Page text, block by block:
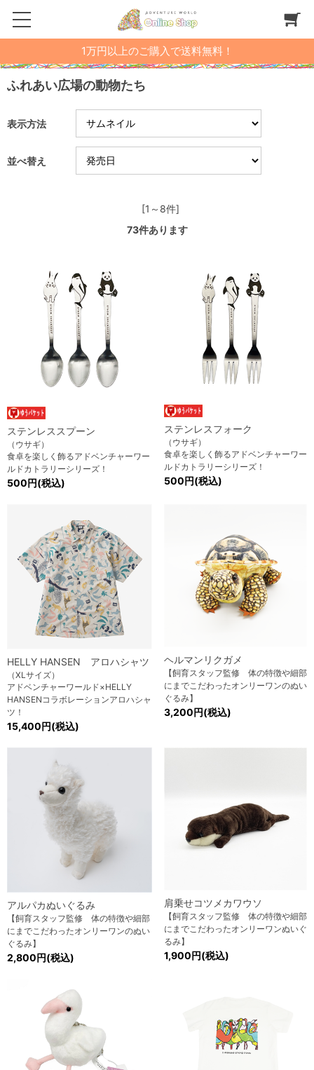
1万円以上のご購入で送料無料！
ふれあい広場の動物たち
表示方法
並べ替え
[1～8件]
73件あります
ステンレススプーン
（ウサギ）
食卓を楽しく飾るアドベンチャーワー
ルドカトラリーシリーズ！
500円(税込)
ステンレスフォーク
（ウサギ）
食卓を楽しく飾るアドベンチャーワー
ルドカトラリーシリーズ！
500円(税込)
HELLY HANSEN アロハシャツ
（XLサイズ）
アドベンチャーワールド×HELLY
HANSENコラボレーションアロハシャ
ツ！
15,400円(税込)
ヘルマンリクガメ
【飼育スタッフ監修 体の特徴や細部
にまでこだわったオンリーワンのぬい
ぐるみ】
3,200円(税込)
アルパカぬいぐるみ
【飼育スタッフ監修 体の特徴や細部
にまでこだわったオンリーワンのぬい
ぐるみ】
2,800円(税込)
肩乗せコツメカワウソ
【飼育スタッフ監修 体の特徴や細部
にまでこだわったオンリーワンぬいぐ
るみ】
1,900円(税込)